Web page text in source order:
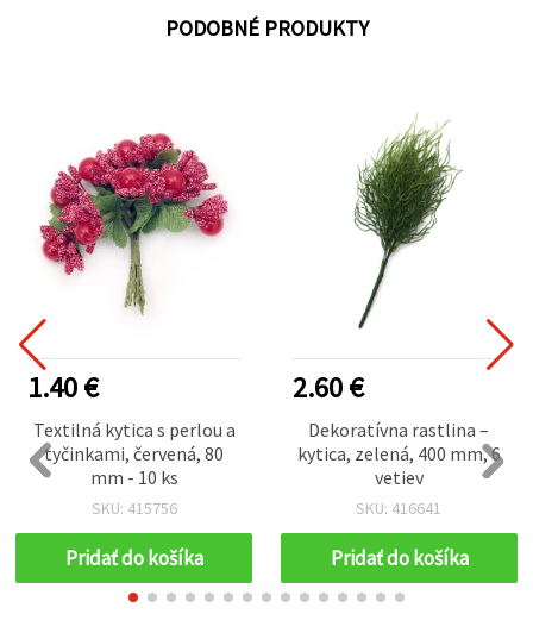
PODOBNÉ PRODUKTY
1.40 €
Textilná kytica s perlou a
tyčinkami, červená, 80
mm - 10 ks
SKU: 415756
Pridať do košíka
2.60 €
Dekoratívna rastlina –
kytica, zelená, 400 mm, 6
vetiev
SKU: 416641
Pridať do košíka